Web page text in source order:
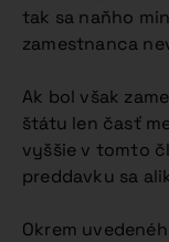
tak sa naňho
zamestnanca
Ak bol však
štátu len časť
vyššie v tomto
preddavku sa
Okrem